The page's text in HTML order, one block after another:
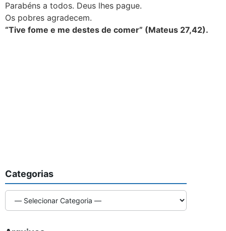
Parabéns a todos. Deus lhes pague.
Os pobres agradecem.
“Tive fome e me destes de comer” (Mateus 27,42).
Categorias